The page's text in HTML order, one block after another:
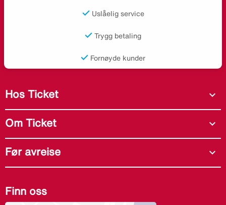
Uslåelig service
Trygg betaling
Fornøyde kunder
Hos Ticket expand_more
Om Ticket expand_more
Før avreise expand_more
Finn oss